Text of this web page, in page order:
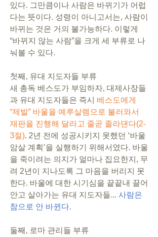
있다. 그만큼이나 사람은 바뀌기가 어럽
다는 뜻이다. 성령이 아니고서는, 사람이
바뀌는 것은 거의 불가능하다. 이렇게
“바뀌지 않는 사람”을 크게 세 부류로 나
눠볼 수 있다.
첫째, 유대 지도자들 부류
새 총독 베스도가 부임하자, 대제사장들
과 유대 지도자들은 즉시 베스도에게
“제발” 바울을 예루살렘으로 불러와서
재판을 진행해 달라고 줄곧 졸라댄다(2-
3절). 2년 전에 성공시키지 못했던 ‘바울
암살 계획’을 실행하기 위해서였다. 바울
을 죽이려는 의지가 얼마나 집요한지, 무
려 2년이 지나도록 그 마음을 버리지 못
한다. 바울에 대한 시기심을 끝끝내 끌어
안고 살아가는 유대 지도자들... 사람은
참으로 안 바뀐다.
둘째, 로마 관리들 부류